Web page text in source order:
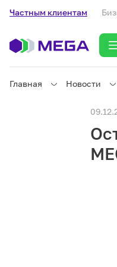
Частным клиентам
Частным клиентам
Частным клиентам
Главная Новости